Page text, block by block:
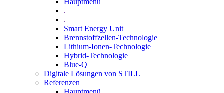
Hauptmenü
.
.
Smart Energy Unit
Brennstoffzellen-Technologie
Lithium-Ionen-Technologie
Hybrid-Technologie
Blue-Q
Digitale Lösungen von STILL
Referenzen